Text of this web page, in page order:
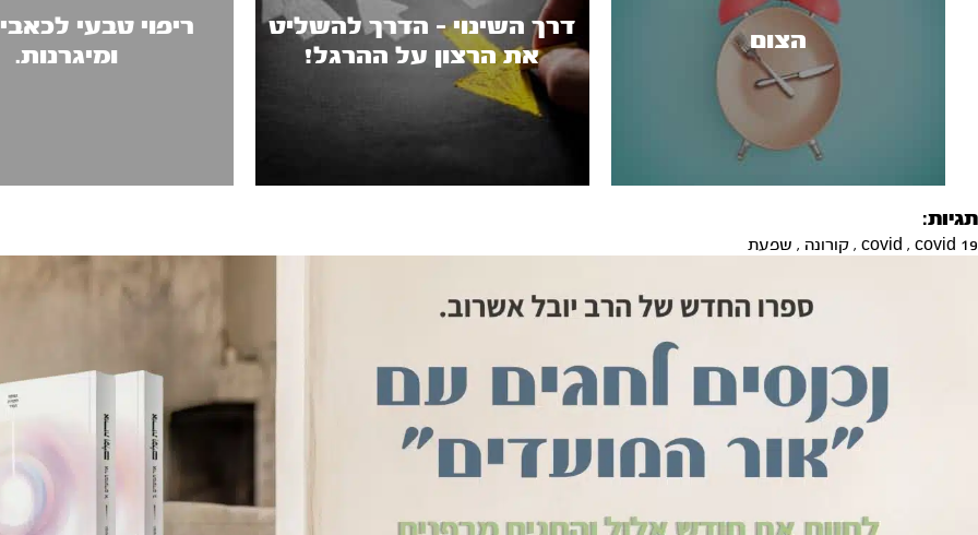
הצום
דרך השינוי - הדרך להשליט
את הרצון על ההרגל!
ריפוי טבעי
ומיגרנות.
תגיות:
covid , covid 19
, קורונה , שפעת